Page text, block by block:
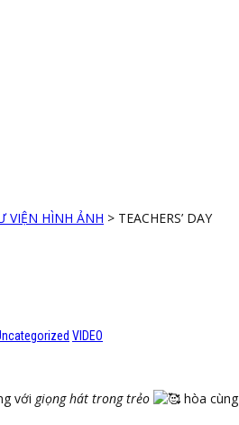
VIỆN HÌNH ẢNH > TEACHERS’ DAY
VIDEO
với giọng hát trong trẻo hòa cùng